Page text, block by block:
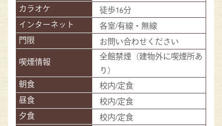
徒歩16分
各室/有線・無線
お問い合わせください
全館禁煙（建物外に喫煙所あ
り）
校内/定食
校内/定食
校内/定食